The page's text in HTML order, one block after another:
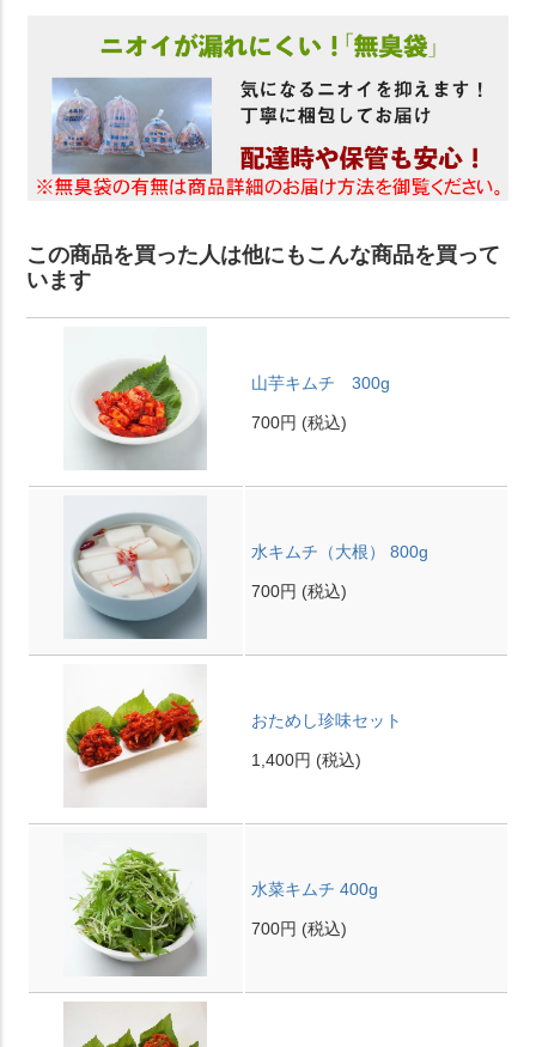
この商品を買った人は他にもこんな商品を買って
います
山芋キムチ 300g
700円 (税込)
水キムチ（大根） 800g
700円 (税込)
おためし珍味セット
1,400円 (税込)
水菜キムチ 400g
700円 (税込)